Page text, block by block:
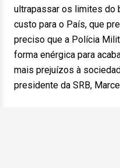
ultrapassar os limites do
custo para o País, que
preciso que a Polícia
forma enérgica para
mais prejuízos à
presidente da SRB,